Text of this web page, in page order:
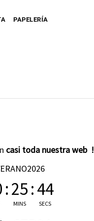
Adhesiva
Colgante
PAPELERÍA
casi toda nuestra web !
:25
MINS
:43
SECS